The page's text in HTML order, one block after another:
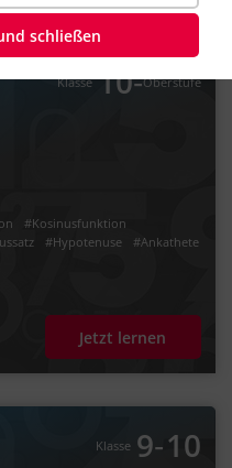
Klasse 10‐Oberstufe
#Kosinusfunktion
#Hypotenuse
#Ankathete
Jetzt lernen
Klasse 9‐10
schließen